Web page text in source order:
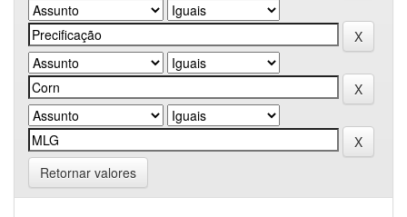
Retornar valores